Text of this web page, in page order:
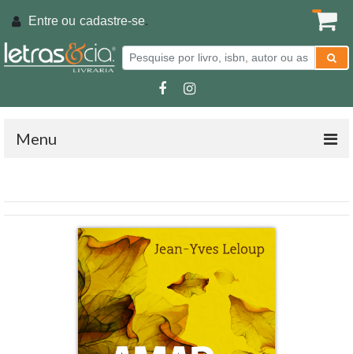
Entre ou cadastre-se.
Menu